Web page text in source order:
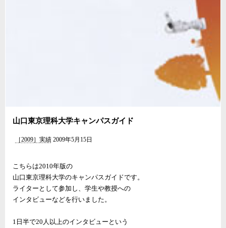
山口東京理科大学キャンパスガイド
［2009］実績 2009年5月15日
こちらは2010年版の
山口東京理科大学のキャンパスガイドです。
ライターとして参加し、学生や教授への
インタビューなどを行いました。
1日半で20人以上のインタビューという